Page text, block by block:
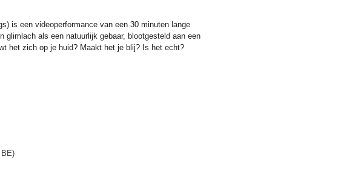
is een videoperformance van een 30 minuten lange
als een natuurlijk gebaar, blootgesteld aan een
het zich op je huid? Maakt het je blij? Is het echt?